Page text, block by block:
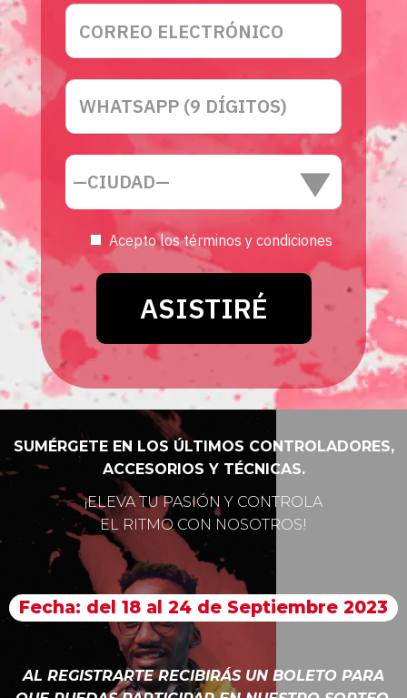
Acepto los términos y condiciones
SUMÉRGETE EN LOS ÚLTIMOS CONTROLADORES,
ACCESORIOS Y TÉCNICAS.
¡ELEVA TU PASIÓN Y CONTROLA
EL RITMO CON NOSOTROS!
Fecha: del 18 al 24 de Septiembre 2023
AL REGISTRARTE RECIBIRÁS UN BOLETO PARA